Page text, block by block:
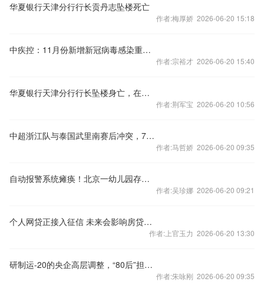
华夏银行天津分行行长贡丹志坠楼死亡
作者:梅厚娇 2026-06-20 15:18
中疾控：11月份新增新冠病毒感染重症病例135例
作者:宗裕才 2026-06-20 15:40
华夏银行天津分行行长坠楼身亡，在任刚满三年
作者:荆军宝 2026-06-20 10:56
中超浙江队与泰国武里南赛后冲突，7人被禁赛48场
作者:马哲娇 2026-06-20 09:35
自动报警系统瘫痪！北京一幼儿园存重大火灾隐患
作者:吴珍娜 2026-06-20 09:21
个人网贷正接入征信 未来会影响房贷么？
作者:上官玉力 2026-06-20 13:30
研制运-20的央企高层调整，“80后”担任总经理
作者:朱咏刚 2026-06-20 09:35